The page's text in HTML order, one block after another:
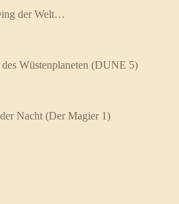
der Welt…
Wüstenplaneten (DUNE 5)
Nacht (Der Magier 1)